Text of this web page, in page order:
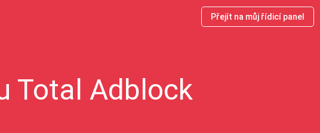
Přejít na můj řídicí panel
Total Adblock